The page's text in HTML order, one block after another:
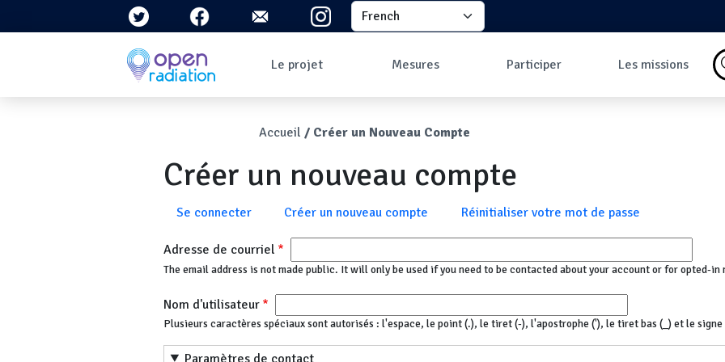
Aller au contenu principal Select your language
Le projet
Qu'est-ce que la
Lettres
Mesures
Les données
Carte des mesures
Tableau de bord
commentées
Participer
la communauté ?
Les missions
Fil d'Ariane
Accueil Créer un Nouveau Compte
Créer un nouveau compte
Onglets principaux
Se connecter Créer un nouveau compte Réinitialiser votre mot de passe
Adresse de courriel
The email address is not made public. It will only be used if you need to be contacted about your account or for opted-
Nom d'utilisateur
Plusieurs caractères spéciaux sont autorisés : l'espace, le point (.), le tiret (-), l'apostrophe ('), le tiret bas (_) et le signe
Paramètres de contact